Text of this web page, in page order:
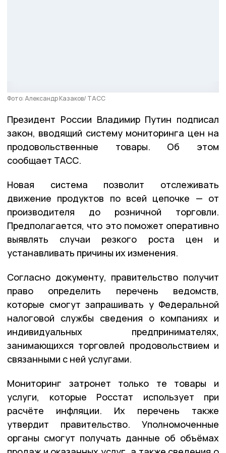
Фото: Александр Казаков/ ТАСС
Президент России Владимир Путин подписал
закон, вводящий систему мониторинга цен на
продовольственные товары. Об этом
сообщает ТАСС.
Новая система позволит отслеживать
движение продуктов по всей цепочке — от
производителя до розничной торговли.
Предполагается, что это поможет оперативно
выявлять случаи резкого роста цен и
устанавливать причины их изменения.
Согласно документу, правительство получит
право определить перечень ведомств,
которые смогут запрашивать у Федеральной
налоговой службы сведения о компаниях и
индивидуальных предпринимателях,
занимающихся торговлей продовольствием и
связанными с ней услугами.
Мониторинг затронет только те товары и
услуги, которые Росстат использует при
расчёте инфляции. Их перечень также
утвердит правительство. Уполномоченные
органы смогут получать данные об объёмах